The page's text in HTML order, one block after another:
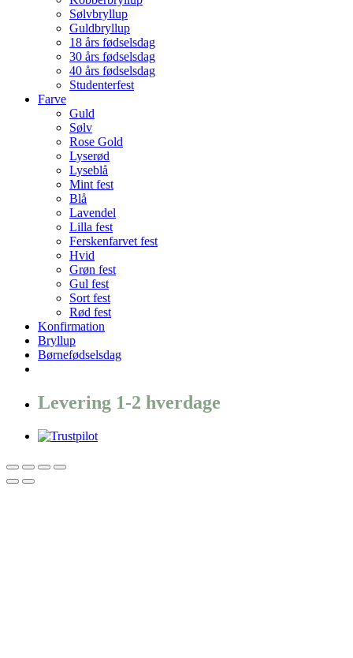
Sølvbryllup
Guldbryllup
18 års fødselsdag
30 års fødselsdag
40 års fødselsdag
Studenterfest
Farve
Guld
Sølv
Rose Gold
Lyserød
Lyseblå
Mint fest
Blå
Lavendel
Lilla fest
Ferskenfarvet fest
Hvid
Grøn fest
Gul fest
Sort fest
Rød fest
Konfirmation
Bryllup
Børnefødselsdag
Levering 1-2 hverdage